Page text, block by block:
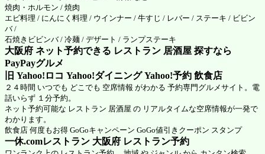
焼肉・ホルモン / 焼肉
エビ料理 / にんにく料理 / ウインナー / 牛すじ / レバー / ステーキ / ビビン
バ /
石焼きビビンバ / 冷麺 / デザート / ランプステーキ
大阪府 ネット予約できる レストラン 居酒屋 探すなら
PayPayグルメ
旧 Yahoo!ロコ Yahoo!ダイニング Yahoo!予約 飲食店
２４時間 いつでも どこでも 空席情報 がわかる 予約専門グルメサイト。電
話いらず １分予約。
ネット予約可能な レストラン 居酒屋 の リアルタイムな空席情報が一発で
わかります。
飲食店 何度もお得 GoGoキャンペーン GoGo値引きクーポン スタンプ
一休.comレストラン 大阪府 レストラン予約